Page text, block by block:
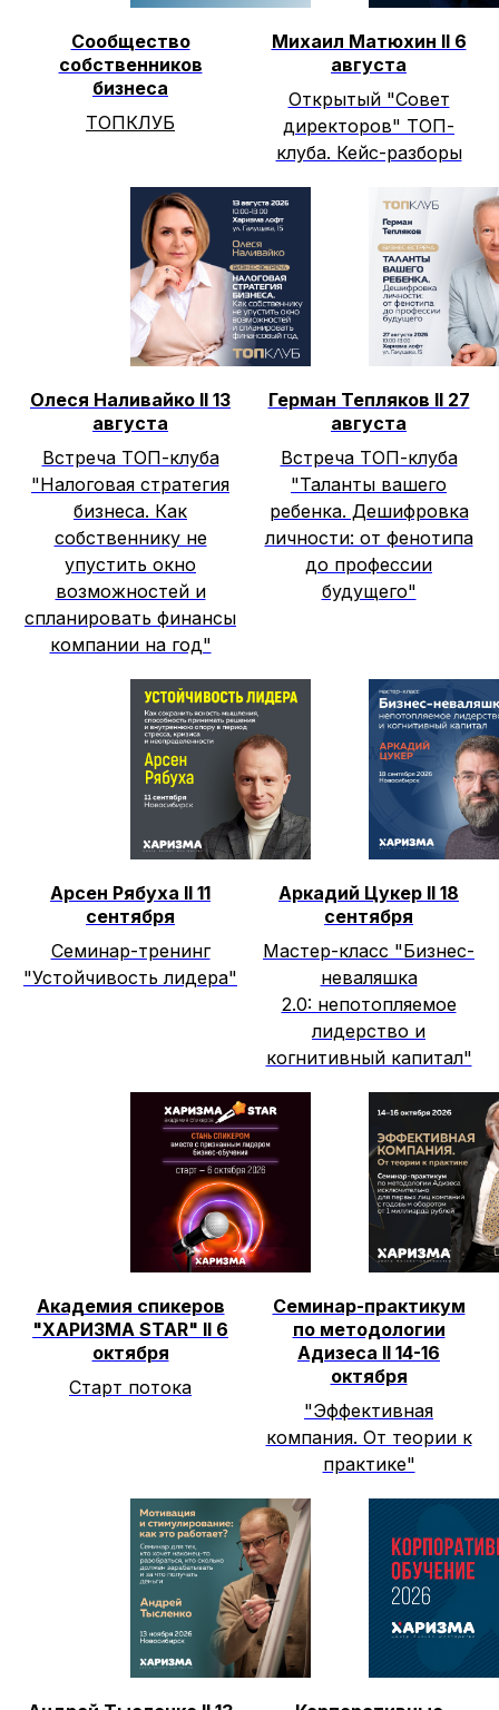
Сообщество
собственников
бизнеса
ТОПКЛУБ
Михаил Матюхин II 6
августа
Открытый "Совет
директоров" ТОП-
клуба. Кейс-разборы
Олеся Наливайко II 13
августа
Встреча ТОП-клуба
"Налоговая стратегия
бизнеса. Как
собственнику не
упустить окно
возможностей и
спланировать финансы
компании на год"
Герман Тепляков II 27
августа
Встреча ТОП-клуба
"Таланты вашего
ребенка. Дешифровка
личности: от фенотипа
до профессии
будущего"
Арсен Рябуха II 11
сентября
Семинар-тренинг
"Устойчивость лидера"
Аркадий Цукер II 18
сентября
Мастер-класс "Бизнес-
неваляшка
2.0: непотопляемое
лидерство и
когнитивный капитал"
Академия спикеров
"ХАРИЗМА STAR" II 6
октября
Старт потока
Семинар-практикум
по методологии
Адизеса II 14-16
октября
"Эффективная
компания. От теории к
практике"